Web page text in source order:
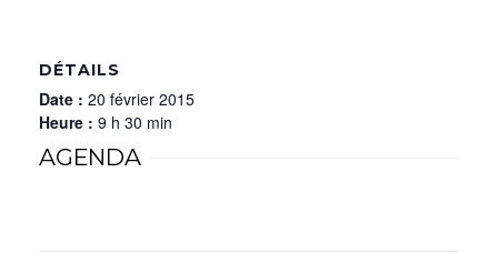
DÉTAILS
Date : 20 février 2015
Heure : 9 h 30 min
AGENDA